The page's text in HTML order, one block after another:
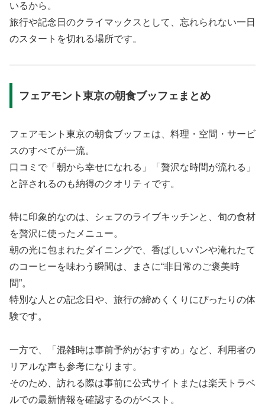
いるから。
旅行や記念日のクライマックスとして、忘れられない一日
のスタートを切れる場所です。
フェアモント東京の朝食ブッフェまとめ
フェアモント東京の朝食ブッフェは、料理・空間・サービ
スのすべてが一流。
口コミで「朝から幸せになれる」「贅沢な時間が流れる」
と評されるのも納得のクオリティです。
特に印象的なのは、シェフのライブキッチンと、旬の食材
を贅沢に使ったメニュー。
朝の光に包まれたダイニングで、香ばしいパンや淹れたて
のコーヒーを味わう瞬間は、まさに“非日常のご褒美時
間”。
特別な人との記念日や、旅行の締めくくりにぴったりの体
験です。
一方で、「混雑時は事前予約がおすすめ」など、利用者の
リアルな声も参考になります。
そのため、訪れる際は事前に公式サイトまたは楽天トラベ
ルでの最新情報を確認するのがベスト。